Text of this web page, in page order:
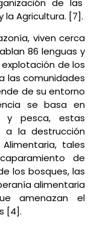
de las
la Agricultura. [7].
viven cerca
86 lenguas y
de los
las comunidades
de su entorno
se basa en
y pesca, estas
a la destrucción
tales
de
los bosques, las
alimentaria
amenazan el
[4].